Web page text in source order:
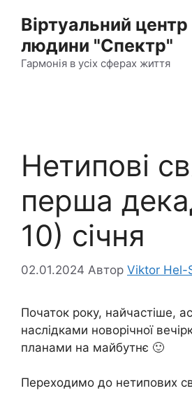
контенту
Віртуальний
людини "Спектр"
Гармонія в усіх сферах життя
Нетипові
перша
10) січня
02.01.2024 Автор Viktor Hel-
Початок року, найчастіше,
наслідками новорічної
планами на майбутнє 🙂
Переходимо до нетипових